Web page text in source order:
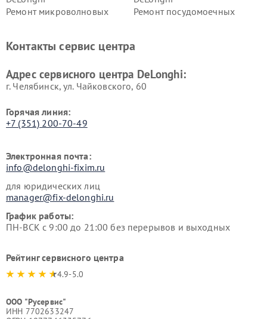
Ремонт микроволновых
Ремонт посудомоечных
DeLonghi
DeLonghi
Контакты сервис центра
Адрес сервисного центра DeLonghi:
г. Челябинск, ул. Чайковского, 60
Горячая линия:
+7 (351) 200-70-49
Электронная почта:
info@delonghi-fixim.ru
для юридических лиц
manager@fix-delonghi.ru
График работы:
ПН-ВСК с 9:00 до 21:00 без перерывов и выходных
Рейтинг сервисного центра
4.9-5.0
ООО "Русервис"
ИНН 7702633247